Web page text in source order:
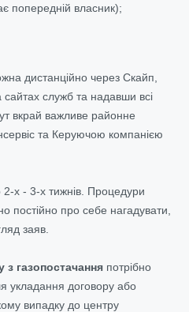
попередній власник);
дистанційно через Скайп,
служб та надавши всі
вкрай важливе районне
та Керуючою компанією
х - 3-х тижнів. Процедури
постійно про себе нагадувати,
заяв.
з газопостачання потрібно
укладання договору або
випадку до центру